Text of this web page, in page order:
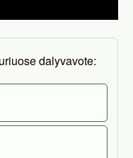
dalyvavote: